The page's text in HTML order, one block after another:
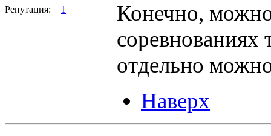
Репутация: 1
Конечно,
соревнованиях
отдельно
Наверх